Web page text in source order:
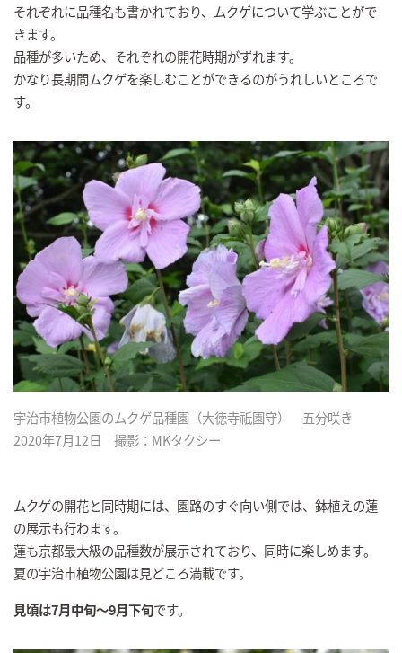
それぞれに品種名も書かれており、ムクゲについて学ぶことがで
きます。
品種が多いため、それぞれの開花時期がずれます。
かなり長期間ムクゲを楽しむことができるのがうれしいところで
す。
宇治市植物公園のムクゲ品種園（大徳寺祇園守） 五分咲き
2020年7月12日 撮影：MKタクシー
ムクゲの開花と同時期には、園路のすぐ向い側では、鉢植えの蓮
の展示も行わます。
蓮も京都最大級の品種数が展示されており、同時に楽しめます。
夏の宇治市植物公園は見どころ満載です。
見頃は7月中旬～9月下旬です。